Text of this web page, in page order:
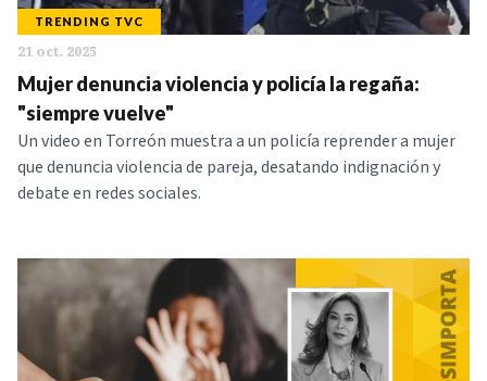
TRENDING TVC
21 oct. 2025
Mujer denuncia violencia y policía la regaña:
"siempre vuelve"
Un video en Torreón muestra a un policía reprender a mujer
que denuncia violencia de pareja, desatando indignación y
debate en redes sociales.